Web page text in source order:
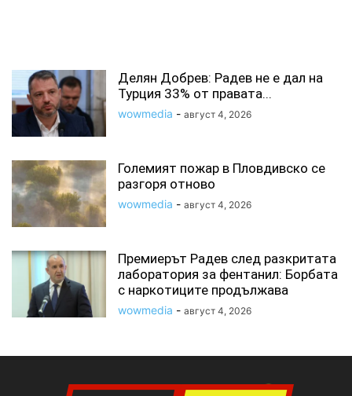
Делян Добрев: Радев не е дал на
Турция 33% от правата...
wowmedia - август 4, 2026
Големият пожар в Пловдивско се
разгоря отново
wowmedia - август 4, 2026
Премиерът Радев след разкритата
лаборатория за фентанил: Борбата
с наркотиците продължава
wowmedia - август 4, 2026